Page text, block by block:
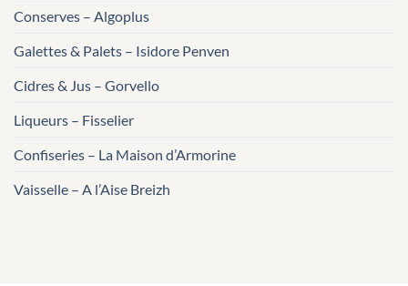
Conserves – Algoplus
Galettes & Palets – Isidore Penven
Cidres & Jus – Gorvello
Liqueurs – Fisselier
Confiseries – La Maison d’Armorine
Vaisselle – A l’Aise Breizh